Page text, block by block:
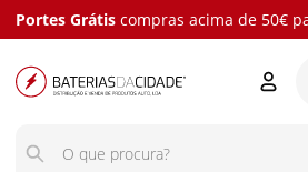
Portes Grátis compras acima de 50€